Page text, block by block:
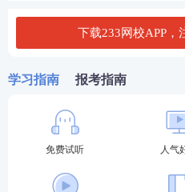
加教师学霸君好友
下载233网校APP，
学习指南 报考指南
免费试听 人气